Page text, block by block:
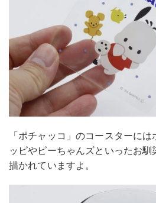
「ポチャッコ」のコースターに
ッピやピーちゃんズといったお
描かれていますよ。